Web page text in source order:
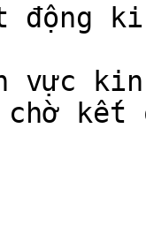
động
vực